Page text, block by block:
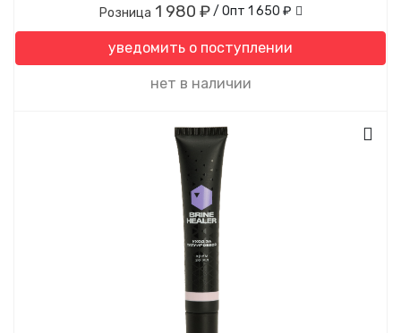
Розница 1 980 ₽ / Опт 1 650 ₽
уведомить о поступлении
нет в наличии